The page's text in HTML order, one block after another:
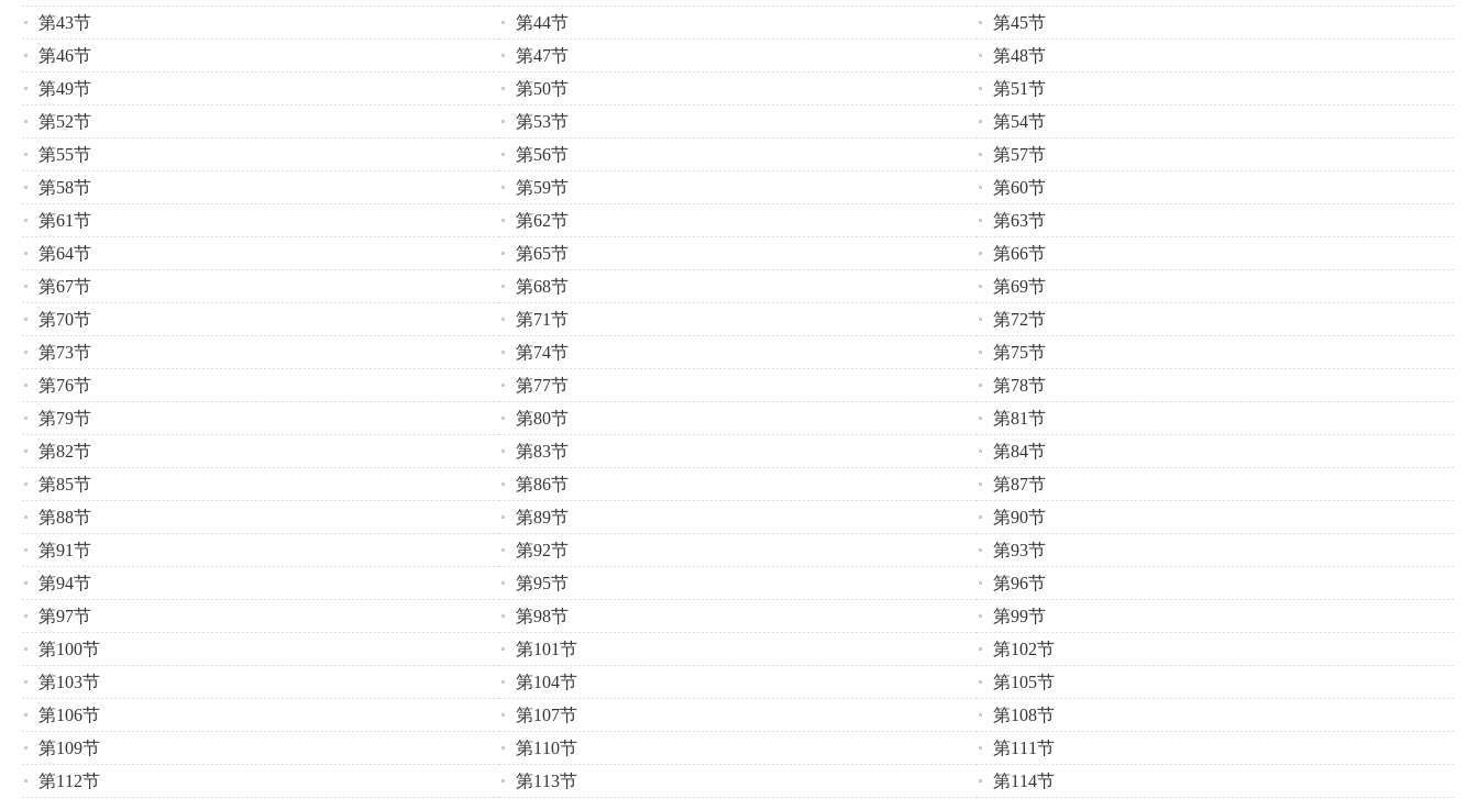
第43节
第44节
第45节
第46节
第47节
第48节
第49节
第50节
第51节
第52节
第53节
第54节
第55节
第56节
第57节
第58节
第59节
第60节
第61节
第62节
第63节
第64节
第65节
第66节
第67节
第68节
第69节
第70节
第71节
第72节
第73节
第74节
第75节
第76节
第77节
第78节
第79节
第80节
第81节
第82节
第83节
第84节
第85节
第86节
第87节
第88节
第89节
第90节
第91节
第92节
第93节
第94节
第95节
第96节
第97节
第98节
第99节
第100节
第101节
第102节
第103节
第104节
第105节
第106节
第107节
第108节
第109节
第110节
第111节
第112节
第113节
第114节